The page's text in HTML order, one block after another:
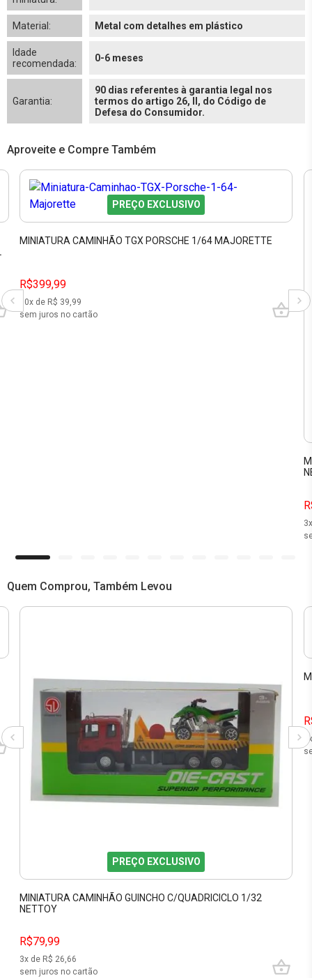
Material: Metal com detalhes em plástico
Idade
recomendada:
0-6 meses
Garantia:
90 dias referentes à garantia legal nos
termos do artigo 26, II, do Código de
Defesa do Consumidor.
Aproveite e Compre Também
PREÇO EXCLUSIVO
MINIATURA CAMINHÃO TGX PORSCHE 1/64 MAJORETTE
R$399,99
10x de R$ 39,99
sem juros no cartão
3
Quem Comprou, Também Levou
PREÇO EXCLUSIVO
MINIATURA CAMINHÃO GUINCHO C/QUADRICICLO 1/32
NETTOY
R$79,99
3x de R$ 26,66
sem juros no cartão